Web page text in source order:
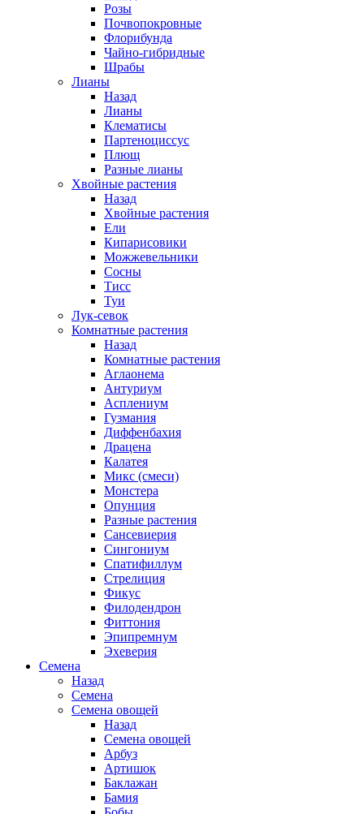
Розы
Почвопокровные
Флорибунда
Чайно-гибридные
Шрабы
Лианы
Назад
Лианы
Клематисы
Партеноциссус
Плющ
Разные лианы
Хвойные растения
Назад
Хвойные растения
Ели
Кипарисовики
Можжевельники
Сосны
Тисс
Туи
Лук-севок
Комнатные растения
Назад
Комнатные растения
Аглаонема
Антуриум
Асплениум
Гузмания
Диффенбахия
Драцена
Калатея
Микс (смеси)
Монстера
Опунция
Разные растения
Сансевиерия
Сингониум
Спатифиллум
Стрелиция
Фикус
Филодендрон
Фиттония
Эпипремнум
Эхеверия
Семена
Назад
Семена
Семена овощей
Назад
Семена овощей
Арбуз
Артишок
Баклажан
Бамия